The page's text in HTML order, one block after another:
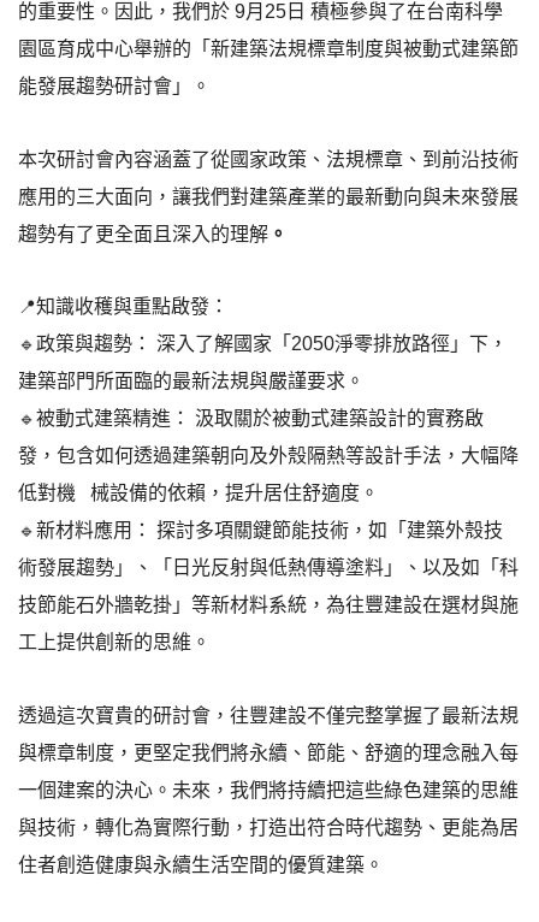
的重要性。 因此，我們於 9月25日 積極參與了在台南科學
園區育成中心舉辦的「新建築法規標章制度與被動式建築節
能發展趨勢研討會」。
本次研討會內容涵蓋了從國家政策、法規標章、到前沿技術
應用的三大面向， 讓我們對建築產業的最新動向與未來發展
趨勢有了更全面且深入的理解 。
📍知識收穫與重點啟發：
🔹政策與趨勢：
深入了解國家「2050淨零排放路徑」下，
建築部門所面臨的最新法規與嚴謹要求。
🔹被動式建築精進：
汲取關於被動式建築設計的實務啟
發，包含如何透過建築朝向及外殼隔熱等設計手法，大幅降
低對機 械設備的依賴，提升居住舒適度。
🔹新材料應用：
探討多項關鍵節能技術，如「建築外殼技
術發展趨勢」、「日光反射與低熱傳導塗料」、以及如「科
技節能石外牆乾掛」等新材料系統，為往豐建設在選材與施
工上提供創新的思維。
透過這次寶貴的研討會，往豐建設不僅完整掌握了最新法規
與標章制度，更堅定我們將永續、節能、舒適的理念融入每
一個建案的決心。 未來，我們將持續把這些綠色建築的思維
與技術，轉化為實際行動，打造出符合時代趨勢、更能為居
住者創造健康與永續生活空間的優質建築。